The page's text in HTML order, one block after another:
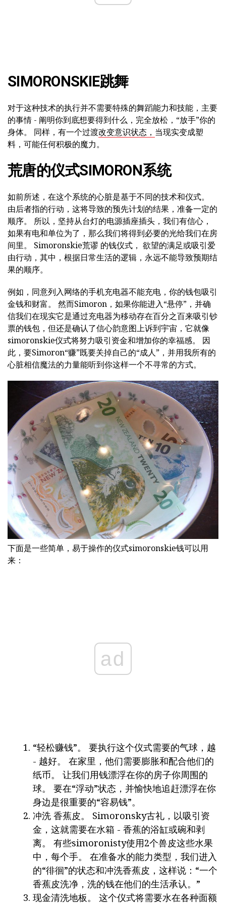
SIMORONSKIE跳舞
对于这种技术的执行并不需要特殊的舞蹈能力和技能，主要
的事情 - 阐明你到底想要得到什么，完全放松，“放手”你的
身体。 同样，有一个过渡改变意识状态， 当现实变成塑
料，可能任何积极的魔力。
荒唐的仪式SIMORON系统
如前所述，在这个系统的心脏是基于不同的技术和仪式。
由后者指的行动，这将导致的预先计划的结果，准备一定的
顺序。 所以，坚持从台灯的电源插座插头，我们有信心，
如果有电和单位为了，那么我们将得到必要的光给我们在房
间里。 Simoronskie荒谬 的钱仪式， 欲望的满足或吸引爱
由行动，其中，根据日常生活的逻辑，永远不能导致预期结
果的顺序。
例如，同意列入网络的手机充电器不能充电，你的钱包吸引
金钱和财富。 然而Simoron，如果你能进入“悬停”，并确
信我们在现实它是通过充电器为移动存在百分之百来吸引钞
票的钱包，但还是确认了信心韵意图上诉到宇宙，它就像
simoronskie仪式将努力吸引资金和增加你的幸福感。 因
此，要Simoron“赚”既要关掉自己的“成人”，并用我所有的
心脏相信魔法的力量能听到你这样一个不寻常的方式。
下面是一些简单，易于操作的仪式simoronskie钱可以用
来：
ad
“轻松赚钱”。 要执行这个仪式需要的气球，越
- 越好。 在家里，他们需要膨胀和配合他们的
纸币。 让我们用钱漂浮在你的房子你周围的
球。 要在“浮动”状态，并愉快地追赶漂浮在你
身边是很重要的“容易钱”。
冲洗 香蕉皮。 Simoronsky古礼，以吸引资
金，这就需要在水箱 - 香蕉的浴缸或碗和剥
离。 有些simoronisty使用2个兽皮这些水果
中，每个手。 在准备水的能力类型，我们进入
的“徘徊”的状态和冲洗香蕉皮，这样说：“一个
香蕉皮洗净，洗的钱在他们的生活承认。”
现金清洗地板。 这个仪式将需要水在各种面额